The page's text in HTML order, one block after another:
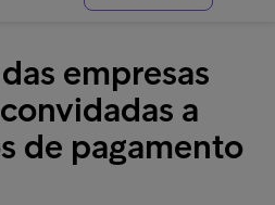
empresas
a
de pagamento